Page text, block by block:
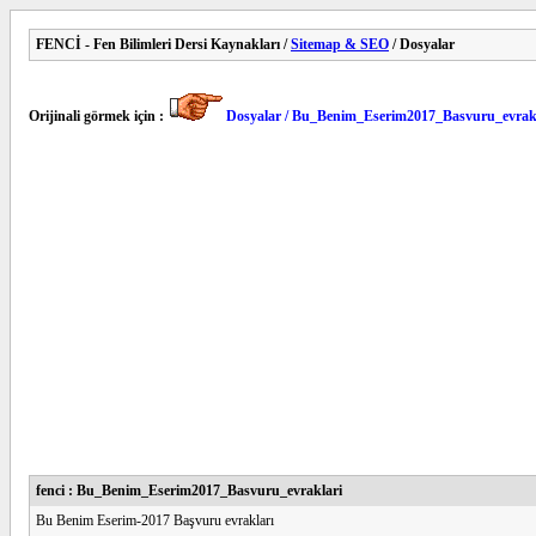
FENCİ - Fen Bilimleri Dersi Kaynakları /Sitemap & SEO / Dosyalar
Orijinali görmek için : Dosyalar /
fenci : Bu_Benim_Eserim2017_Basvuru_evraklari
Bu Benim Eserim-2017 Başvuru evrakları